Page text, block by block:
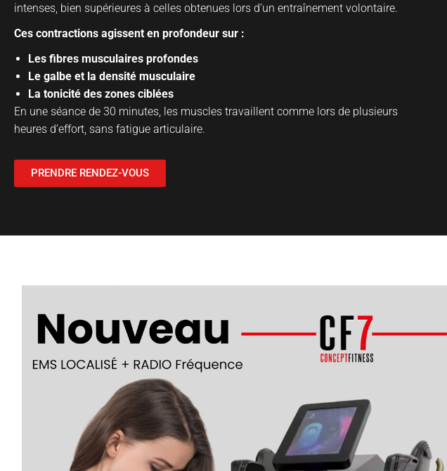
intenses, bien supérieures à celles obtenues lors d’un entraînement volontaire.
Ces contractions agissent en profondeur sur :
Les fibres musculaires profondes
Le galbe et la densité musculaire
La tonicité des zones ciblées
En une séance de 30 minutes, les muscles travaillent comme lors de plusieurs
heures d’effort, sans fatigue articulaire.
PRENDRE RENDEZ-VOUS